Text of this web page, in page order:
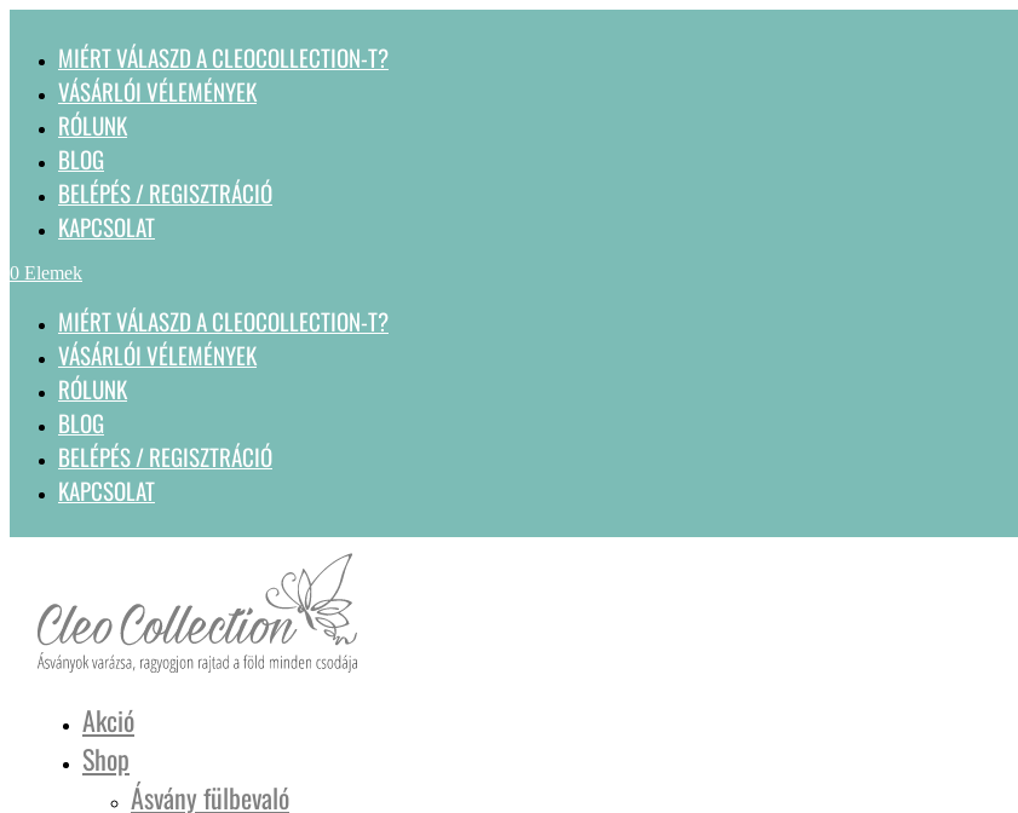
MIÉRT VÁLASZD A CLEOCOLLECTION-T?
VÁSÁRLÓI VÉLEMÉNYEK
RÓLUNK
BLOG
BELÉPÉS / REGISZTRÁCIÓ
KAPCSOLAT
0 Elemek
MIÉRT VÁLASZD A CLEOCOLLECTION-T?
VÁSÁRLÓI VÉLEMÉNYEK
RÓLUNK
BLOG
BELÉPÉS / REGISZTRÁCIÓ
KAPCSOLAT
Akció
Shop
Ásvány fülbevaló